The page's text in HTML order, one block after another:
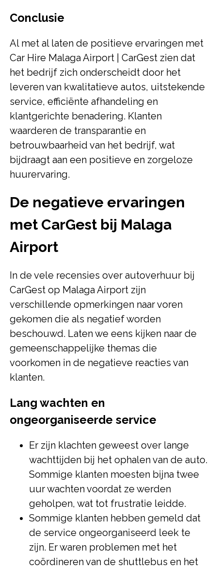
Conclusie
Al met al laten de positieve ervaringen met
Car Hire Malaga Airport | CarGest zien dat
het bedrijf zich onderscheidt door het
leveren van kwalitatieve autos, uitstekende
service, efficiënte afhandeling en
klantgerichte benadering. Klanten
waarderen de transparantie en
betrouwbaarheid van het bedrijf, wat
bijdraagt aan een positieve en zorgeloze
huurervaring.
De negatieve ervaringen
met CarGest bij Malaga
Airport
In de vele recensies over autoverhuur bij
CarGest op Malaga Airport zijn
verschillende opmerkingen naar voren
gekomen die als negatief worden
beschouwd. Laten we eens kijken naar de
gemeenschappelijke themas die
voorkomen in de negatieve reacties van
klanten.
Lang wachten en
ongeorganiseerde service
Er zijn klachten geweest over lange
wachttijden bij het ophalen van de auto.
Sommige klanten moesten bijna twee
uur wachten voordat ze werden
geholpen, wat tot frustratie leidde.
Sommige klanten hebben gemeld dat
de service ongeorganiseerd leek te
zijn. Er waren problemen met het
coördineren van de shuttlebus en het